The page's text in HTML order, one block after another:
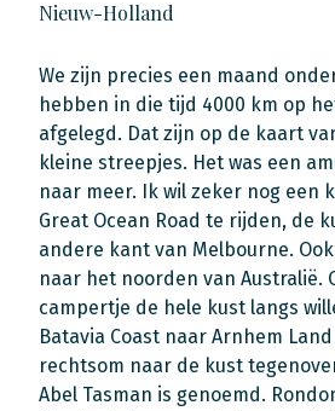
Nieuw-Holland
We zijn precies een maand
hebben in die tijd 4000 km op
afgelegd. Dat zijn op de kaart
kleine streepjes. Het was een
naar meer. Ik wil zeker nog een
Great Ocean Road te rijden, de
andere kant van Melbourne.
naar het noorden van Australië.
campertje de hele kust langs
Batavia Coast naar Arnhem
rechtsom naar de kust
Abel Tasman is genoemd.